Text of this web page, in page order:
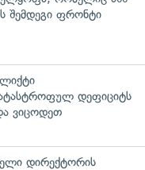
შემდეგი ფრონტი
დეფიციტს
ვიცოდეთ
დირექტორის